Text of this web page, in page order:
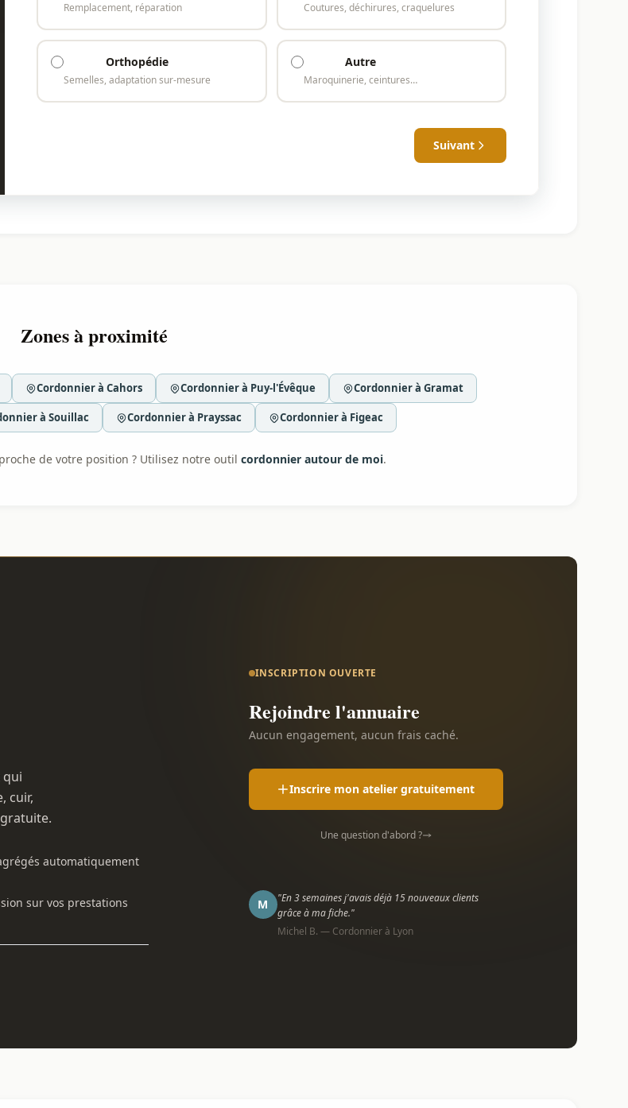
Remplacement, réparation Coutures, déchirures, craquelures
Orthopédie
Semelles, adaptation sur-mesure
Autre
Maroquinerie, ceintures…
Suivant
Zones à proximité
Cordonnier à Cahors Cordonnier à Puy-l'Évêque Cordonnier à Gramat
à Souillac Cordonnier à Prayssac Cordonnier à Figeac
de votre position ? Utilisez notre outil cordonnier autour de moi.
qui
cuir,
automatiquement
sur vos prestations
INSCRIPTION OUVERTE
Rejoindre l'annuaire
Aucun engagement, aucun frais caché.
Inscrire mon atelier gratuitement
Une question d'abord ?
M
"En 3 semaines j'avais déjà 15 nouveaux clients
grâce à ma fiche."
Michel B. — Cordonnier à Lyon